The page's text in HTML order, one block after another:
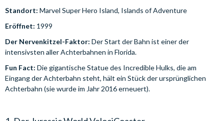
Standort: Marvel Super Hero Island, Islands of Adventure
Eröffnet: 1999
Der Nervenkitzel-Faktor: Der Start der Bahn ist einer der
intensivsten aller Achterbahnen in Florida.
Fun Fact: Die gigantische Statue des Incredible Hulks, die am
Eingang der Achterbahn steht, hält ein Stück der ursprünglichen
Achterbahn (sie wurde im Jahr 2016 erneuert).